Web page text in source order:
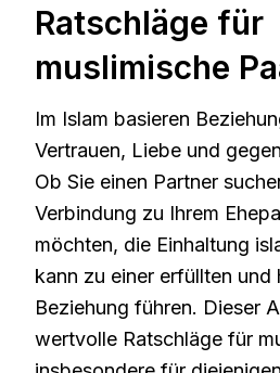
Ratschläge für
muslimische
Im Islam basieren
Vertrauen, Liebe und
Ob Sie einen Partner
Verbindung zu Ihrem
möchten, die Einhaltung
kann zu einer erfüllten und
Beziehung führen. Dieser
wertvolle Ratschläge für